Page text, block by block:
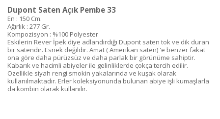
Dupont Saten Açık Pembe 33
En : 150 Cm.
Ağırlık : 277 Gr.
Kompozisyon : %100 Polyester
Eskilerin Rever İpek diye adlandırdığı Dupont saten tok ve dik duran
bir satendir. Esnek değildir. Amat ( Amerikan saten) 'e benzer fakat
ona göre daha pürüzsüz ve daha parlak bir görünüme sahiptir.
Kabarık ve hacimli abiyeler ile gelinliklerde çokça tercih edilir.
Özellikle siyah rengi smokin yakalarında ve kuşak olarak
kullanılmaktadır. Erler koleksiyonunda bulunan abiye işli kumaşlarla
da kombin olarak kullanılır.